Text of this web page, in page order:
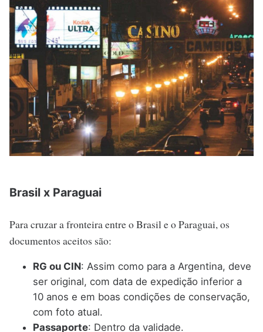
Brasil x Paraguai
Para cruzar a fronteira entre o Brasil e o Paraguai, os
documentos aceitos são:
RG ou CIN: Assim como para a Argentina, deve
ser original, com data de expedição inferior a
10 anos e em boas condições de conservação,
com foto atual.
Passaporte: Dentro da validade.